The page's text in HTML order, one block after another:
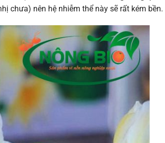
chưa) nên hệ nhiễm thể này sẽ rất kém bền.